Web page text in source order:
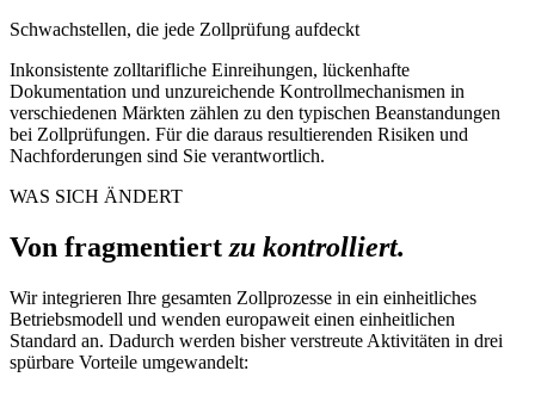
Schwachstellen, die jede Zollprüfung aufdeckt
Inkonsistente zolltarifliche Einreihungen, lückenhafte
Dokumentation und unzureichende Kontrollmechanismen in
verschiedenen Märkten zählen zu den typischen Beanstandungen
bei Zollprüfungen. Für die daraus resultierenden Risiken und
Nachforderungen sind Sie verantwortlich.
WAS SICH ÄNDERT
Von fragmentiert zu kontrolliert.
Wir integrieren Ihre gesamten Zollprozesse in ein einheitliches
Betriebsmodell und wenden europaweit einen einheitlichen
Standard an. Dadurch werden bisher verstreute Aktivitäten in drei
spürbare Vorteile umgewandelt: